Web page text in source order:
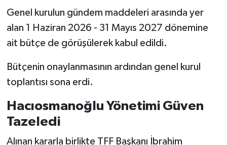
Genel kurulun gündem maddeleri arasında yer
alan 1 Haziran 2026 - 31 Mayıs 2027 dönemine
ait bütçe de görüşülerek kabul edildi.
Bütçenin onaylanmasının ardından genel kurul
toplantısı sona erdi.
Hacıosmanoğlu Yönetimi Güven
Tazeledi
Alınan kararla birlikte TFF Başkanı İbrahim